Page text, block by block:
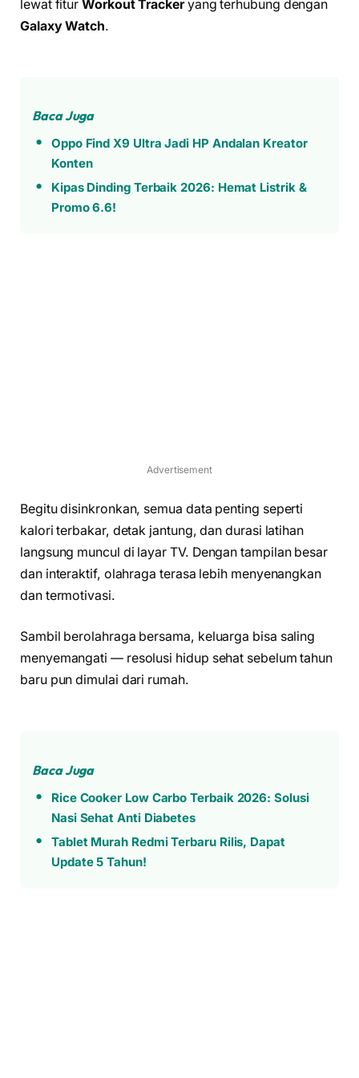
lewat fiturWorkout Trackeryang terhubung dengan
Galaxy Watch.
Baca Juga
Oppo Find X9 Ultra Jadi HP Andalan Kreator
Konten
Kipas Dinding Terbaik 2026: Hemat Listrik &
Promo 6.6!
Advertisement
Begitu disinkronkan, semua data penting seperti
kalori terbakar, detak jantung, dan durasi latihan
langsung muncul di layar TV. Dengan tampilan besar
dan interaktif, olahraga terasa lebih menyenangkan
dan termotivasi.
Sambil berolahraga bersama, keluarga bisa saling
menyemangati — resolusi hidup sehat sebelum tahun
baru pun dimulai dari rumah.
Baca Juga
Rice Cooker Low Carbo Terbaik 2026: Solusi
Nasi Sehat Anti Diabetes
Tablet Murah Redmi Terbaru Rilis, Dapat
Update 5 Tahun!